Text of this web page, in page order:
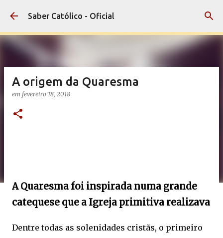
Pular para o conteúdo principal
Saber Católico - Oficial
A origem da Quaresma
em fevereiro 18, 2018
A Quaresma foi inspirada numa grande
catequese que a Igreja primitiva realizava
Dentre todas as solenidades cristãs, o primeiro